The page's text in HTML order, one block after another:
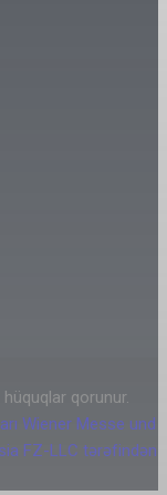
hüquqlar qorunur.
Wiener Messe und
FZ-LLC tərəfindən